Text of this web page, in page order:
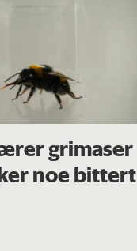
grimaser
noe bittert